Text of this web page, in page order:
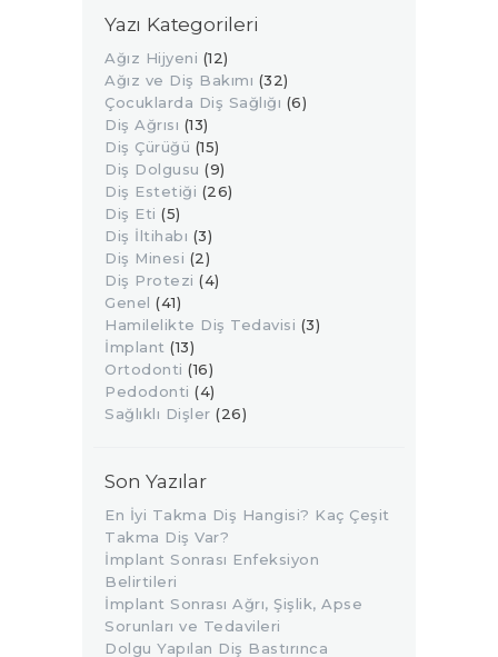
Yazı Kategorileri
Ağız Hijyeni (12)
Ağız ve Diş Bakımı (32)
Çocuklarda Diş Sağlığı (6)
Diş Ağrısı (13)
Diş Çürüğü (15)
Diş Dolgusu (9)
Diş Estetiği (26)
Diş Eti (5)
Diş İltihabı (3)
Diş Minesi (2)
Diş Protezi (4)
Genel (41)
Hamilelikte Diş Tedavisi (3)
İmplant (13)
Ortodonti (16)
Pedodonti (4)
Sağlıklı Dişler (26)
Son Yazılar
En İyi Takma Diş Hangisi? Kaç Çeşit
Takma Diş Var?
İmplant Sonrası Enfeksiyon
Belirtileri
İmplant Sonrası Ağrı, Şişlik, Apse
Sorunları ve Tedavileri
Dolgu Yapılan Diş Bastırınca